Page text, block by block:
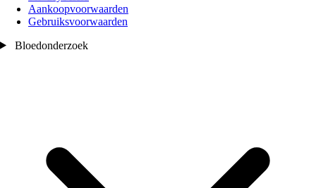
Aankoopvoorwaarden
Gebruiksvoorwaarden
Bloedonderzoek